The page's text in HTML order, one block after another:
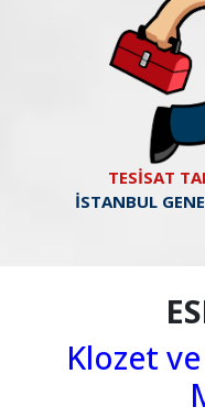
TESİSAT
İSTANBUL
Klozet